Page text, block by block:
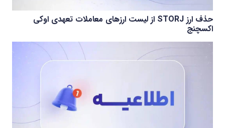
حذف ارز STORJ از لیست ارزهای معاملات تعهدی اوکی
اکسچنج